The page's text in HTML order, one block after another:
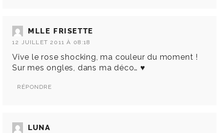
MLLE FRISETTE
12 JUILLET 2011 À 08:18
Vive le rose shocking, ma couleur du moment !
Sur mes ongles, dans ma déco… ♥
RÉPONDRE
LUNA